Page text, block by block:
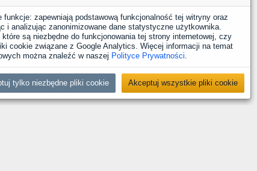
zapewniają podstawową funkcjonalność tej witryny oraz
i analizując zanonimizowane dane statystyczne użytkownika.
są niezbędne do funkcjonowania tej strony internetowej, czy
cookie związane z Google Analytics. Więcej informacji na temat
można znaleźć w naszej Polityce Prywatności.
tylko niezbędne pliki cookie Akceptuj wszystkie pliki cookie